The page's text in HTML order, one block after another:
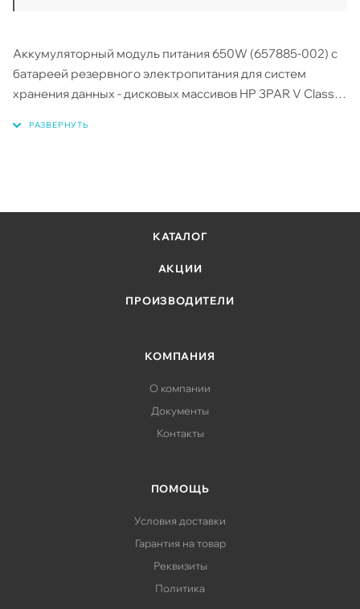
Аккумуляторный модуль питания 650W (657885-002) с
батареей резервного электропитания для систем
хранения данных - дисковых массивов HP 3PAR V Class
10800, HP P10000 3PAR V400, HP P10000 3PAR V800.
КАТАЛОГ
АКЦИИ
ПРОИЗВОДИТЕЛИ
КОМПАНИЯ
О компании
Документы
Контакты
ПОМОЩЬ
Условия доставки
Гарантия на товар
Реквизиты
Политика